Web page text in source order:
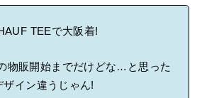
TEEで大阪着!
物販開始までだけどな…と思った
ザイン違うじゃん!